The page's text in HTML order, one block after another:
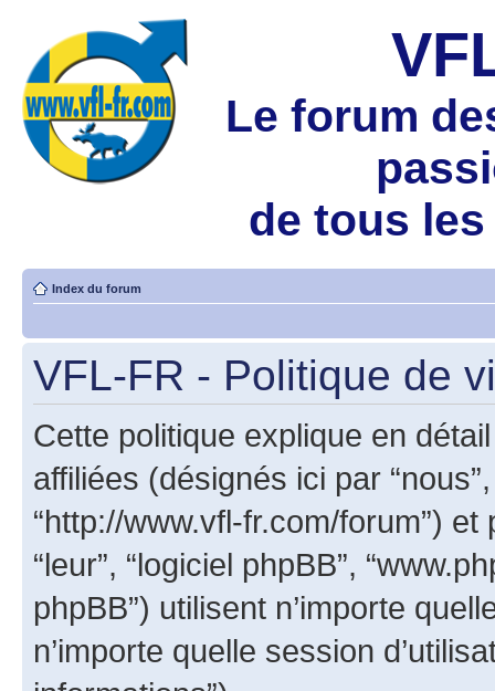
Le forum
de tous
Index du forum
VFL-FR - Politique de
Cette politique explique en
affiliées (désignés ici par “nous”,
“http://www.vfl-fr.com/forum”) et
“leur”, “logiciel phpBB”,
phpBB”) utilisent n’importe
n’importe quelle session